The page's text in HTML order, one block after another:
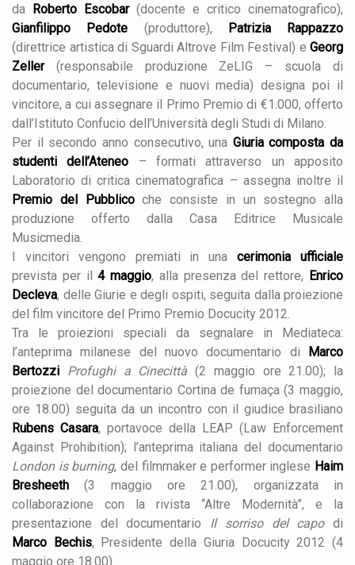
da Roberto Escobar(docente e critico cinematografico),
Gianfilippo Pedote (produttore), Patrizia Rappazzo
(direttrice artistica di Sguardi Altrove Film Festival) e Georg
Zeller(responsabile produzione ZeLIG – scuola di
documentario, televisione e nuovi media) designa poi il
vincitore, a cui assegnare il Primo Premio di €1.000, offerto
dall’Istituto Confucio dell’Università degli Studi di Milano.
Per il secondo anno consecutivo, una Giuria composta da
studenti dell’Ateneo – formati attraverso un apposito
Laboratorio di critica cinematografica – assegna inoltre il
Premio del Pubblicoche consiste in un sostegno alla
produzione offerto dalla Casa Editrice Musicale
Musicmedia.
I vincitori vengono premiati in unacerimonia ufficiale
prevista per il4 maggio, alla presenza del rettore, Enrico
Decleva, delle Giurie e degli ospiti, seguita dalla proiezione
del film vincitore del Primo Premio Docucity 2012.
Tra le proiezioni speciali da segnalare in Mediateca:
l’anteprima milanese del nuovo documentario di Marco
Bertozzi Profughi a Cinecittà (2 maggio ore 21.00); la
proiezione del documentario Cortina de fumaça (3 maggio,
ore 18.00) seguita da un incontro con il giudice brasiliano
Rubens Casara, portavoce della LEAP (Law Enforcement
Against Prohibition); l’anteprima italiana del documentario
London is burning, del filmmaker e performer inglese Haim
Bresheeth (3 maggio ore 21.00), organizzata in
collaborazione con la rivista “Altre Modernità”, e la
presentazione del documentario Il sorriso del capodi
Marco Bechis, Presidente della Giuria Docucity 2012 (4
maggio ore 18.00).